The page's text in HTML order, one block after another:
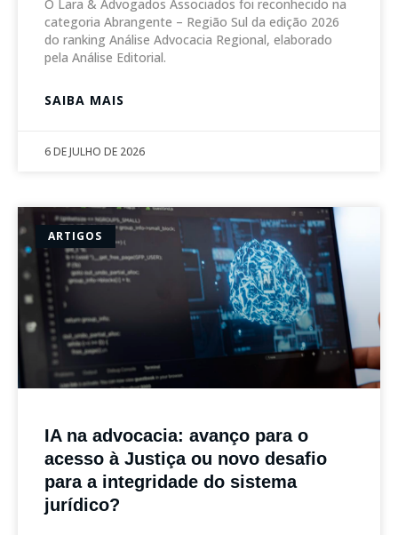
O Lara & Advogados Associados foi reconhecido na
categoria Abrangente – Região Sul da edição 2026
do ranking Análise Advocacia Regional, elaborado
pela Análise Editorial.
SAIBA MAIS
6 DE JULHO DE 2026
ARTIGOS
IA na advocacia: avanço para o
acesso à Justiça ou novo desafio
para a integridade do sistema
jurídico?